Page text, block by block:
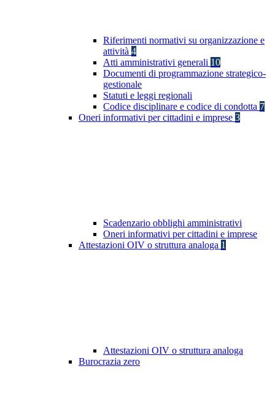
Riferimenti normativi su organizzazione e
attività 4
Atti amministrativi generali 10
Documenti di programmazione strategico-
gestionale
Statuti e leggi regionali
Codice disciplinare e codice di condotta 7
Oneri informativi per cittadini e imprese 3
Scadenzario obblighi amministrativi
Oneri informativi per cittadini e imprese
Attestazioni OIV o struttura analoga 1
Attestazioni OIV o struttura analoga
Burocrazia zero